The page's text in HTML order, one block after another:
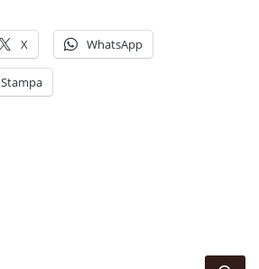
X WhatsApp
Stampa